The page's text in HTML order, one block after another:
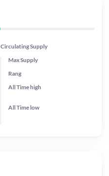
Circulating Supply
Max Supply
Rang
All Timehigh
All Time low